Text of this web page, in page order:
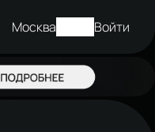
Москва Войти